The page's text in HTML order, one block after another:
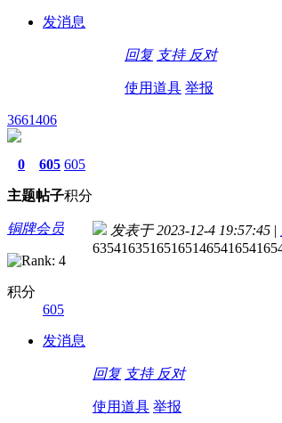
发消息
回复 支持 反对
使用道具 举报
3661406
0
主题
605
帖子
605
积分
铜牌会员
积分
605
发消息
发表于 2023-12-4 19:57:45 |
回复 支持 反对
使用道具 举报